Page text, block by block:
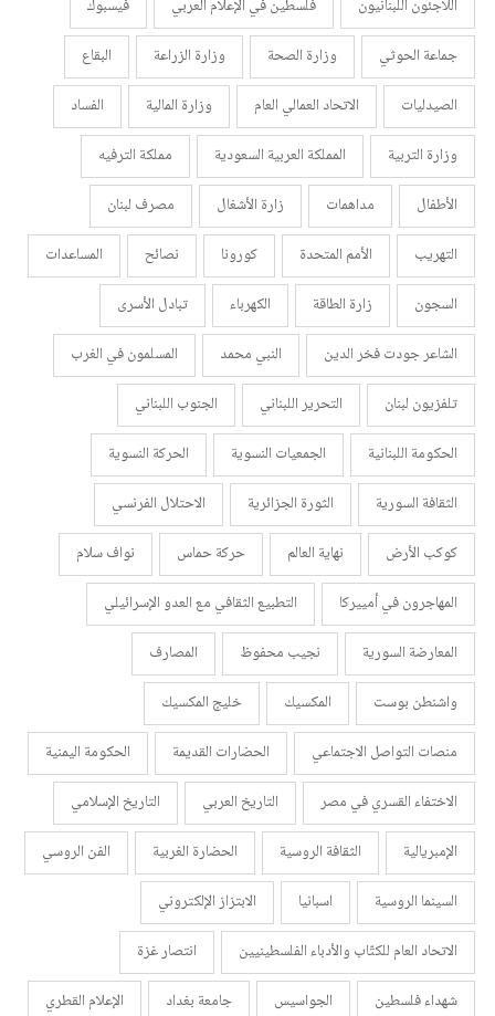
اللاجئون اللبنانيون فلسطين في الإعلام العربي
فيسبوك
جماعة الحوثي
وزارة الصحة وزارة الزراعة
البقاع
الصيدليات
الاتحاد العمالي العام وزارة المالية
الفساد
وزارة التربية
المملكة العربية السعودية
مملكة الترفيه
الأطفال
مداهمات زارة الأشغال
مصرف لبنان
التهريب
الأمم المتحدة كورونا نصائح
المساعدات
السجون
زارة الطاقة الكهرباء
تبادل الأسرى
الشاعر جودت فخر الدين
النبي محمد
المسلمون في الغرب
تلفزيون لبنان
التحرير اللبناني
الجنوب اللبناني
الحكومة اللبنانية
الجمعيات النسوية
الحركة النسوية
الثقافة السورية
الثورة الجزائرية
الاحتلال الفرنسي
كوكب الأرض
نهاية العالم حركة حماس
نواف سلام
المهاجرون في أمييركا
التطبيع الثقافي مع العدو الإسرائيلي
المعارضة السورية
نجيب محفوظ
المصارف
واشنطن بوست
المكسيك
خليج المكسيك
منصات التواصل الاجتماعي
الحضارات القديمة
الحكومة اليمنية
الاختفاء القسري في مصر
التاريخ العربي
التاريخ الإسلامي
الإمبريالية
الثقافة الروسية الحضارة الغربية
الفن الروسي
السينما الروسية
اسبانيا
الابتزاز الإلكتروني
الاتحاد العام للكتّاب والأدباء الفلسطينيين
انتصار غزة
شهداء فلسطين
الجواسيس جامعة بغداد
الإعلام القطري